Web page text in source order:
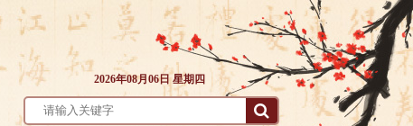
2026年08月06日 星期四